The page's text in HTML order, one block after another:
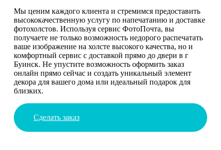
Мы ценим каждого клиента и стремимся предоставить
высококачественную услугу по напечатанию и доставке
фотохолстов. Используя сервис ФотоПочта, вы
получаете не только возможность недорого распечатать
ваше изображение на холсте высокого качества, но и
комфортный сервис с доставкой прямо до двери в г
Буинск. Не упустите возможность оформить заказ
онлайн прямо сейчас и создать уникальный элемент
декора для вашего дома или идеальный подарок для
близких.
Сделать заказ